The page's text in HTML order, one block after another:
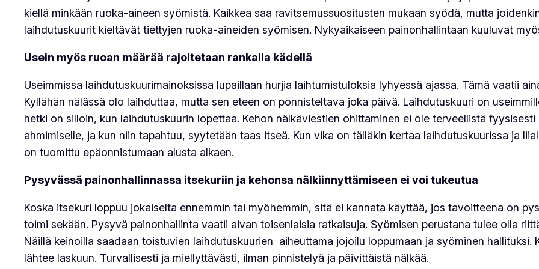
kiellä minkään ruoka-aineen syömistä. Kaikkea saa ravitsemussuositusten mukaan syödä, mutta
laihdutuskuurit kieltävät tiettyjen ruoka-aineiden syömisen. Nykyaikaiseen painonhallintaan kuuluvat
Usein myös ruoan määrää rajoitetaan rankalla kädellä
Useimmissa laihdutuskuurimainoksissa lupaillaan hurjia laihtumistuloksia lyhyessä ajassa. Tämä vaatii
Kyllähän nälässä olo laihduttaa, mutta sen eteen on ponnisteltava joka päivä. Laihdutuskuuri on
hetki on silloin, kun laihdutuskuurin lopettaa. Kehon nälkäviestien ohittaminen ei ole terveellistä
ahmimiselle, ja kun niin tapahtuu, syytetään taas itseä. Kun vika on tälläkin kertaa laihdutuskuurissa ja
on tuomittu epäonnistumaan alusta alkaen.
Pysyvässä painonhallinnassa itsekuriin ja kehonsa nälkiinnyttämiseen ei voi tukeutua
Koska itsekuri loppuu jokaiselta ennemmin tai myöhemmin, sitä ei kannata käyttää, jos tavoitteena on
toimi sekään. Pysyvä painonhallinta vaatii aivan toisenlaisia ratkaisuja. Syömisen perustana tulee olla
Näillä keinoilla saadaan toistuvien laihdutuskuurien aiheuttama jojoilu loppumaan ja syöminen hallituksi.
lähtee laskuun. Turvallisesti ja miellyttävästi, ilman pinnistelyä ja päivittäistä nälkää.